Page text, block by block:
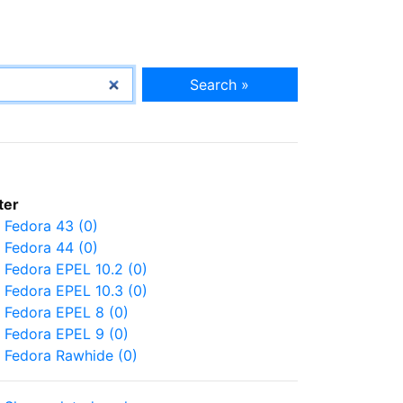
Search »
Fedora 43 (0)
Fedora 44 (0)
Fedora EPEL 10.2 (0)
Fedora EPEL 10.3 (0)
Fedora EPEL 8 (0)
Fedora EPEL 9 (0)
Fedora Rawhide (0)